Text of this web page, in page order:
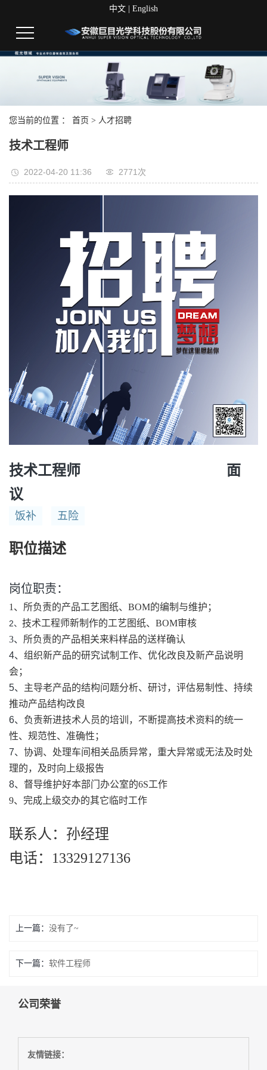
中文 English
您当前的位置 ： 首页 > 人才招聘
技术工程师
2022-04-20 11:36 2771次
技术工程师 面
议
饭补 五险
职位描述
岗位职责：
1、所负责的产品工艺图纸、BOM的编制与维护；
2、 技术工程师新制作的工艺图纸、BOM审核
3、 所负责的产品相关来料样品的送样确认
4、 组织新产品的研究试制工作、优化改良及新产品说明
会；
5、 主导老产品的结构问题分析、研讨，评估易制性、持续
推动产品结构改良
6、 负责新进技术人员的培训，不断提高技术资料的统一
性、规范性、准确性；
7、 协调、处理车间相关品质异常，重大异常或无法及时处
理的，及时向上级报告
8、 督导维护好本部门办公室的6S工作
9、完成上级交办的其它临时工作
联系人：孙经理
电话：13329127136
上一篇： 没有了~
下一篇： 软件工程师
公司荣誉
友情链接：